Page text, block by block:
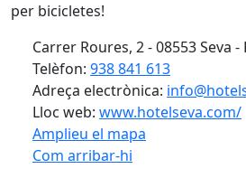
per bicicletes!
Carrer Roures, 2 - 08553 Seva
Telèfon: 938 841 613
Adreça electrònica:
Lloc web: www.hotelseva.com/
Amplieu el mapa
Com arribar-hi